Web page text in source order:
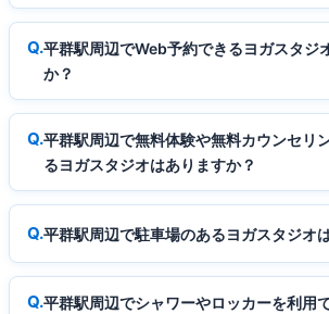
平群駅周辺でWeb予約できるヨガスタジ
か？
平群駅周辺で無料体験や無料カウンセリ
るヨガスタジオはありますか？
平群駅周辺で駐車場のあるヨガスタジオ
平群駅周辺でシャワーやロッカーを利用